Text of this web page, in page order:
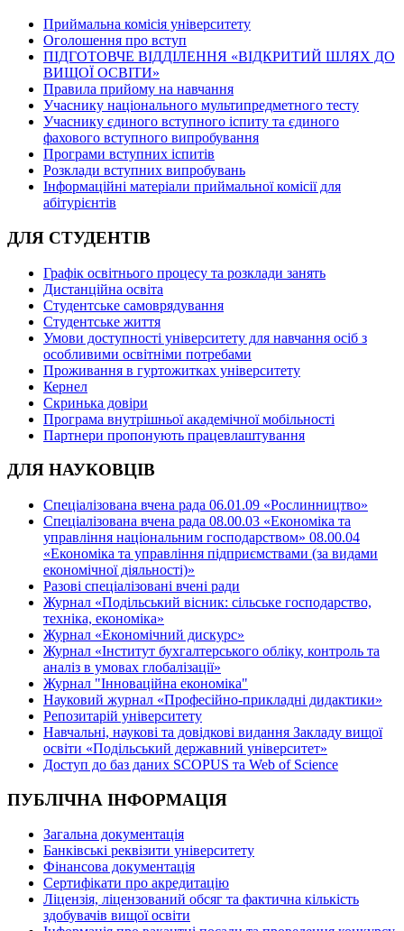
Приймальна комісія університету
Оголошення про вступ
ПІДГОТОВЧЕ ВІДДІЛЕННЯ «ВІДКРИТИЙ ШЛЯХ ДО
ВИЩОЇ ОСВІТИ»
Правила прийому на навчання
Учаснику національного мультипредметного тесту
Учаснику єдиного вступного іспиту та єдиного
фахового вступного випробування
Програми вступних іспитів
Розклади вступних випробувань
Інформаційні матеріали приймальної комісії для
абітурієнтів
ДЛЯ СТУДЕНТІВ
Графік освітнього процесу та розклади занять
Дистанційна освіта
Студентське самоврядування
Студентське життя
Умови доступності університету для навчання осіб з
особливими освітніми потребами
Проживання в гуртожитках університету
Кернел
Скринька довіри
Програма внутрішньої академічної мобільності
Партнери пропонують працевлаштування
ДЛЯ НАУКОВЦІВ
Спеціалізована вчена рада 06.01.09 «Рослинництво»
Спеціалізована вчена рада 08.00.03 «Економіка та
управління національним господарством» 08.00.04
«Економіка та управління підприємствами (за видами
економічної діяльності)»
Разові спеціалізовані вчені ради
Журнал «Подільський вісник: сільське господарство,
техніка, економіка»
Журнал «Економічний дискурс»
Журнал «Інститут бухгалтерського обліку, контроль та
аналіз в умовах глобалізації»
Журнал "Інноваційна економіка"
Науковий журнал «Професійно-прикладні дидактики»
Репозитарій університету
Навчальні, наукові та довідкові видання Закладу вищої
освіти «Подільський державний університет»
Доступ до баз даних SCOPUS та Web of Science
ПУБЛІЧНА ІНФОРМАЦІЯ
Загальна документація
Банківські реквізити університету
Фінансова документація
Сертифікати про акредитацію
Ліцензія, ліцензований обсяг та фактична кількість
здобувачів вищої освіти